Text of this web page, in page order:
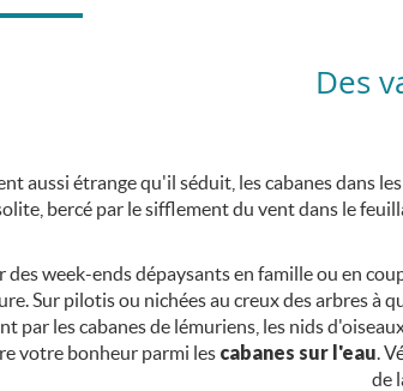
Des
aussi étrange qu'il séduit, les cabanes dans
bercé par le sifflement du vent dans le
des week-ends dépaysants en famille ou en
Sur pilotis ou nichées au creux des arbres à
par les cabanes de lémuriens, les nids
votre bonheur parmi les cabanes sur l'eau.
de